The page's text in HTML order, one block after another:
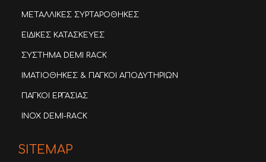
ΜΕΤΑΛΛΙΚΕΣ ΣΥΡΤΑΡΟΘΗΚΕΣ
ΕΙΔΙΚΕΣ ΚΑΤΑΣΚΕΥΕΣ
ΣΥΣΤΗΜΑ DEMI RACK
ΙΜΑΤΙΟΘΗΚΕΣ & ΠΑΓΚΟΙ ΑΠΟΔΥΤΗΡΙΩΝ
ΠΑΓΚΟΙ ΕΡΓΑΣΙΑΣ
INOX DEMI-RACK
SITEMAP